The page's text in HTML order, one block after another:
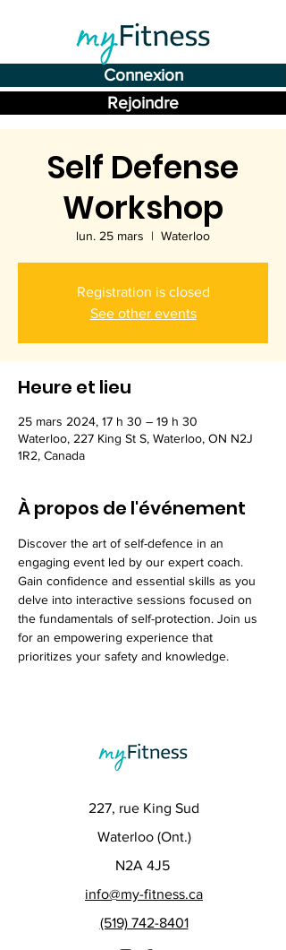
Connexion
Rejoindre
Self Defense
Workshop
lun. 25 mars
  |
Waterloo
Registration is closed
See other events
Heure et lieu
25 mars 2024, 17 h 30 – 19 h 30
Waterloo, 227 King St S, Waterloo, ON N2J
1R2, Canada
À propos de l'événement
Discover the art of self-defence in an
engaging event led by our expert coach.
Gain confidence and essential skills as you
delve into interactive sessions focused on
the fundamentals of self-protection. Join us
for an empowering experience that
prioritizes your safety and knowledge.
227, rue King Sud
Waterloo (Ont.)
N2A 4J5
info@my-fitness.ca
(519) 742-8401